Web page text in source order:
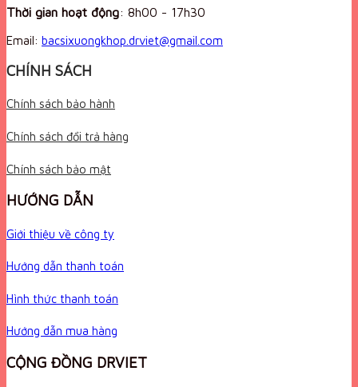
Thời gian hoạt động: 8h00 - 17h30
Email: bacsixuongkhop.drviet@gmail.com
CHÍNH SÁCH
Chính sách bảo hành
Chính sách đổi trả hàng
Chính sách bảo mật
HƯỚNG DẪN
Giới thiệu về công ty
Hướng dẫn thanh toán
Hình thức thanh toán
Hướng dẫn mua hàng
CỘNG ĐỒNG DRVIET